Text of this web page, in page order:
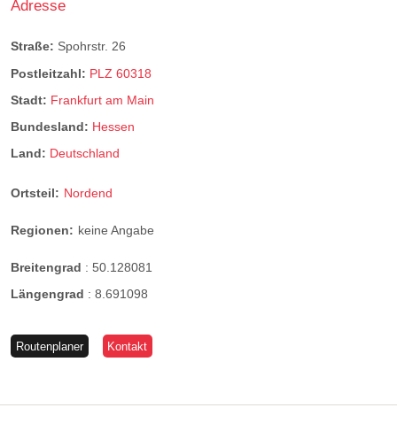
Adresse
Straße: Spohrstr. 26
Postleitzahl: PLZ 60318
Stadt: Frankfurt am Main
Bundesland: Hessen
Land: Deutschland
Ortsteil: Nordend
Regionen: keine Angabe
Breitengrad : 50.128081
Längengrad : 8.691098
Routenplaner Kontakt